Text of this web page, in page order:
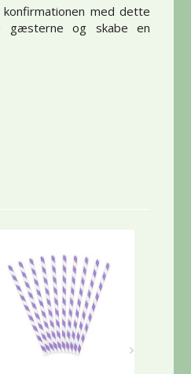
med dette
gæsterne og skabe en